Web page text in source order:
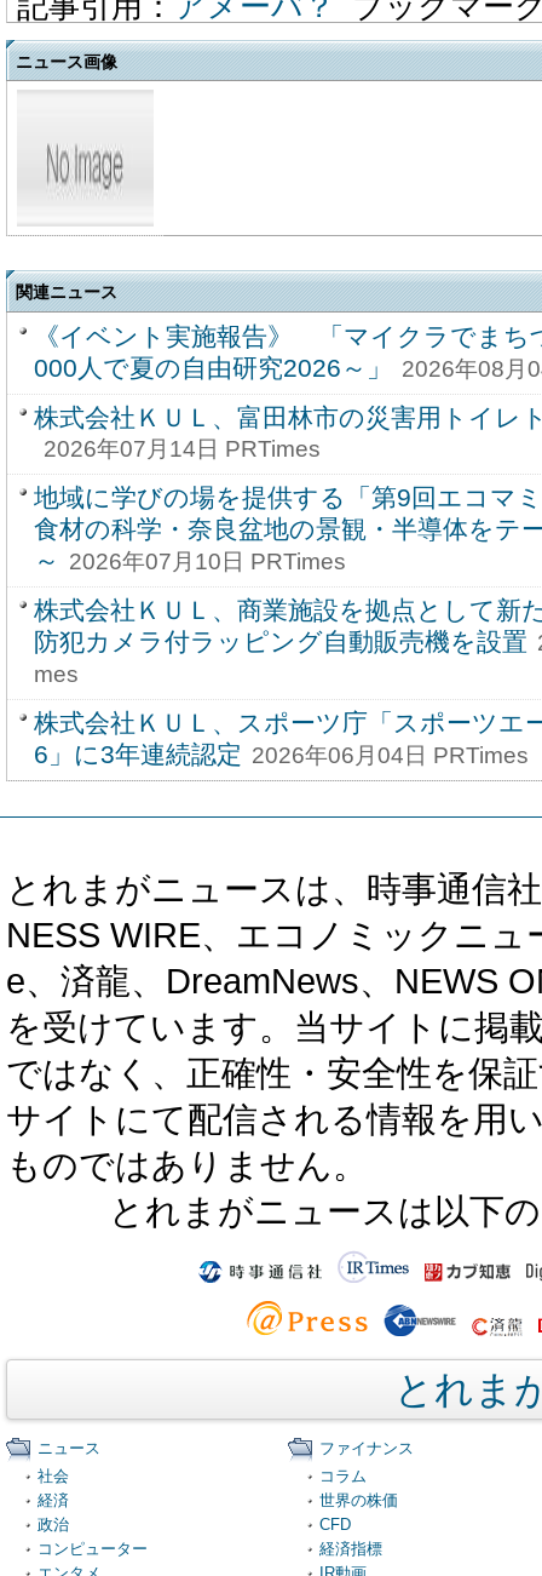
ニュース画像
関連ニュース
《イベント実施報告》 「マイクラでまち
000人で夏の自由研究2026～」
2026年08月
株式会社ＫＵＬ、富田林市の災害用トイレ
2026年07月14日 PRTimes
地域に学びの場を提供する「第9回エコマ
食材の科学・奈良盆地の景観・半導体をテ
～
2026年07月10日 PRTimes
株式会社ＫＵＬ、商業施設を拠点として
防犯カメラ付ラッピング自動販売機を設置
mes
株式会社ＫＵＬ、スポーツ庁「スポーツエ
6」に3年連続認定 2026年06月04日 PRTimes
とれまがニュースは、時事通信
NESS WIRE、エコノミックニ
e、済龍、DreamNews、NEWS
を受けています。当サイトに掲
ではなく、正確性・安全性を保
サイトにて配信される情報を用
ものではありません。
とれまがニュースは以下
とれま
ニュース
社会
経済
政治
コンピューター
ファイナンス
コラム
世界の株価
CFD
経済指標